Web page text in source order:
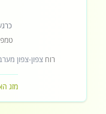
רוח צפון-צפון
מזג